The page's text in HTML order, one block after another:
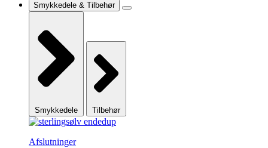
Smykkedele & Tilbehør
Smykkedele Tilbehør
Afslutninger